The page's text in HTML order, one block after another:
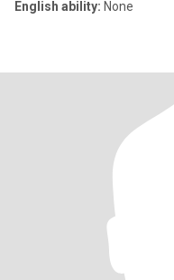
English ability: None